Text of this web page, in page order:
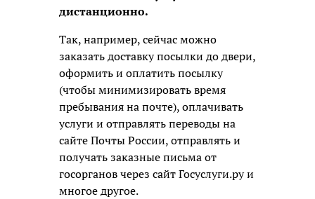
дистанционно.
Так, например, сейчас можно
заказать доставку посылки до двери,
оформить и оплатить посылку
(чтобы минимизировать время
пребывания на почте), оплачивать
услуги и отправлять переводы на
сайте Почты России, отправлять и
получать заказные письма от
госорганов через сайт Госуслуги.ру и
многое другое.